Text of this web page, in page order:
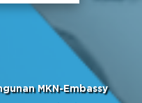
MKN-Embassy